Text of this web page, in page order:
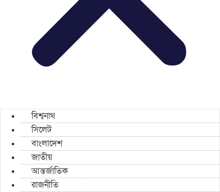
বিশ্বনাথ
সিলেট
বাংলাদেশ
জাতীয়
আন্তর্জাতিক
রাজনীতি